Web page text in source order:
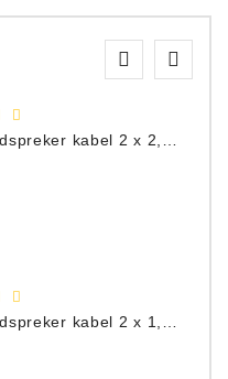
C276 Luidspreker kabel 2 x 2,50 mm² (per meter)